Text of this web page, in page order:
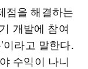
점을 해결하는
개발에 참여
이라고 말한다.
수익이 나니